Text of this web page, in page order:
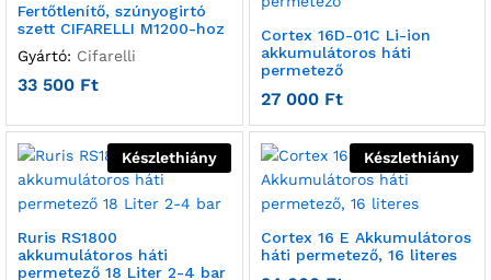
Fertőtlenítő, szúnyogirtó
szett CIFARELLI M1200-hoz
Gyártó: Cifarelli
33 500 Ft
Cortex 16D-01C Li-ion
akkumulátoros háti
permetező
27 000 Ft
Készlethiány
Ruris RS1800
akkumulátoros háti
permetező 18 Liter 2-4 bar
Készlethiány
Cortex 16 E Akkumulátoros
háti permetező, 16 literes